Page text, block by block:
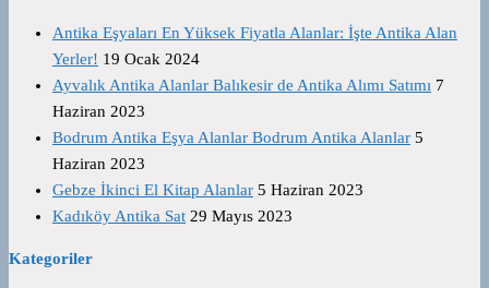
Antika Eşyaları En Yüksek Fiyatla Alanlar: İşte Antika Alan
Yerler! 19 Ocak 2024
Ayvalık Antika Alanlar Balıkesir de Antika Alımı Satımı 7
Haziran 2023
Bodrum Antika Eşya Alanlar Bodrum Antika Alanlar 5
Haziran 2023
Gebze İkinci El Kitap Alanlar 5 Haziran 2023
Kadıköy Antika Sat 29 Mayıs 2023
Kategoriler